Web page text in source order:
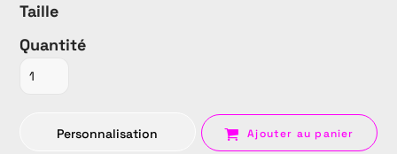
Taille
Quantité
Personnalisation Ajouter au panier